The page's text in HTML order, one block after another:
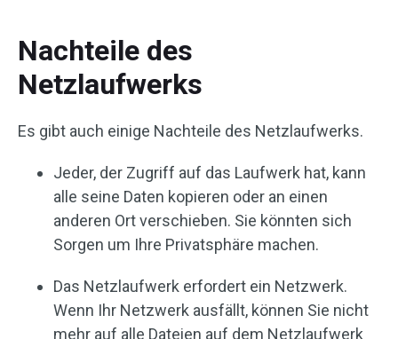
Nachteile des
Netzlaufwerks
Es gibt auch einige Nachteile des Netzlaufwerks.
Jeder, der Zugriff auf das Laufwerk hat, kann
alle seine Daten kopieren oder an einen
anderen Ort verschieben. Sie könnten sich
Sorgen um Ihre Privatsphäre machen.
Das Netzlaufwerk erfordert ein Netzwerk.
Wenn Ihr Netzwerk ausfällt, können Sie nicht
mehr auf alle Dateien auf dem Netzlaufwerk